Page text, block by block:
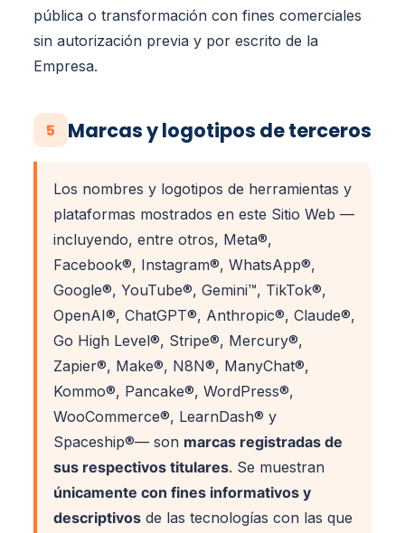
pública o transformación con fines comerciales
sin autorización previa y por escrito de la
Empresa.
5 Marcas y logotipos de terceros
Los nombres y logotipos de herramientas y
plataformas mostrados en este Sitio Web —
incluyendo, entre otros, Meta®,
Facebook®, Instagram®, WhatsApp®,
Google®, YouTube®, Gemini™, TikTok®,
OpenAI®, ChatGPT®, Anthropic®, Claude®,
Go High Level®, Stripe®, Mercury®,
Zapier®, Make®, N8N®, ManyChat®,
Kommo®, Pancake®, WordPress®,
WooCommerce®, LearnDash® y
Spaceship®— son marcas registradas de
sus respectivos titulares. Se muestran
únicamente con fines informativos y
descriptivos de las tecnologías con las que